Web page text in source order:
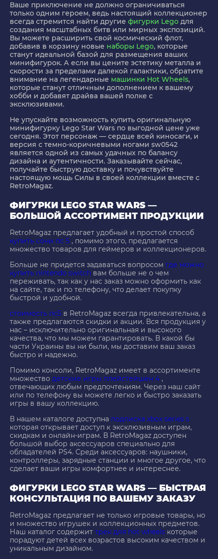
Ваше приключение не должно ограничиваться
только одним героем, ведь настоящий коллекционер
всегда стремится найти другие фигурки Lego для
создания масштабных битв или мирных экспозиций.
Вы можете расширить свой космический флот,
добавив в корзину новые наборы Lego, которые
станут идеальной базой для размещения ваших
минифигурок. А если вы цените эстетику металла и
скорости за пределами далекой галактики, обратите
внимание на легендарные машинки Hot Wheels,
которые станут отличным дополнением к вашему
хобби и добавят драйва вашей полке с
эксклюзивами.
Не упускайте возможность купить оригинальную
минифигурку Lego Star Wars по выгодной цене уже
сегодня. Этот персонаж — сердце всей киносаги, и
версия с темно-коричневыми ногами sw0542
является одной из самых удачных по балансу
дизайна и аутентичности. Заказывайте сейчас,
получайте быструю доставку и почувствуйте
настоящую мощь Силы в своей коллекции вместе с
RetroMagaz.
ФИГУРКИ LEGO STAR WARS —
БОЛЬШОЙ АССОРТИМЕНТ ПРОДУКЦИИ
RetroMagaz предлагает удобный и простой способ
купить сони пс 5 , помимо этого, предлагается
множество товаров для геймеров и коллекционеров.
Больше не придется задаваться вопросом где можно
купить nintendo switch вам больше не о чем
переживать, так как у нас заказ можно оформить как
на сайте, так и по телефону, что делает покупку
быстрой и удобной.
стоимость пс5 в RetroMagaz всегда привлекательна, а
также предлагаются скидки и акции. Вся продукция у
нас – исключительно оригинальная и высокого
качества, что мы можем гарантировать. В какой бы
части Украины вы ни были, мы доставим ваш заказ
быстро и надежно.
Помимо консоли, RetroMagaz имеет в ассортименте
множество детские игры плейстейшен 4 ,
отвечающих любым предпочтениям. Через наш сайт
или по телефону вы можете легко и быстро заказать
игры в вашу коллекцию.
В нашем каталоге доступна подписка xbox series s
которая открывает доступ к эксклюзивным играм,
скидкам и онлайн-играм. В RetroMagaz доступен
большой выбор аксессуаров специально для
обладателей PS4. Среди аксессуаров: наушники,
контроллеры, зарядные станции и многое другое, что
сделает ваши игры комфортнее и интереснее.
ФИГУРКИ LEGO STAR WARS — БЫСТРАЯ
КОНСУЛЬТАЦИЯ ПО ВАШЕМУ ЗАКАЗУ
RetroMagaz предлагает не только игровые товары, но
и множество игрушек и коллекционных предметов.
Наш каталог содержит трек для hot wheels которые
порадуют детей всех возрастов высоким качеством и
уникальным дизайном.